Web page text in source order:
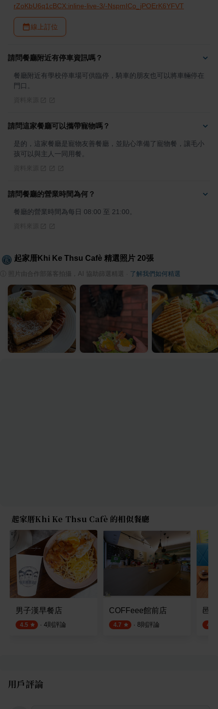
rZoKbU6q1cBCX:inline-live-3/-NspmICo_jPOErK6YFVT
線上訂位
請問餐廳附近有停車資訊嗎？
餐廳附近有學校停車場可供臨停，騎車的朋友也可以將車輛停在
門口。
請問這家餐廳可以攜帶寵物嗎？
是的，這家餐廳是寵物友善餐廳，並貼心準備了寵物餐，讓毛小
孩可以與主人一同用餐。
請問餐廳的營業時間為何？
餐廳的營業時間為每日 08:00 至 21:00。
起家厝Khi Ke Thsu Cafè 精選照片 20張
照片由合作部落客拍攝，AI 協助篩選精選 了解我們如何精選
起家厝Khi Ke Thsu Cafè 的相似餐廳
男子漢早餐店
4.5 · 4則評論
COFFeee館前店
4.7 · 8則評論
邑
4.5
用戶評論